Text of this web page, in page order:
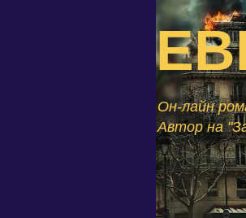
Он-лайн
Автор на